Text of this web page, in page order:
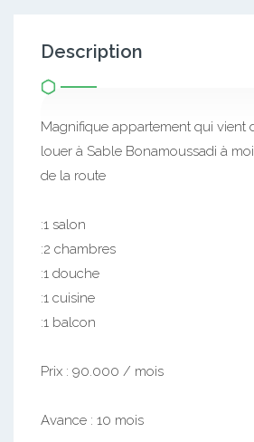
Description
Magnifique appartement qui vient
louer à Sable Bonamoussadi à
de la route
:1 salon
:2 chambres
:1 douche
:1 cuisine
:1 balcon
Prix : 90.000 / mois
Avance : 10 mois